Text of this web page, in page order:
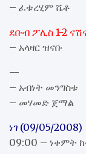
– ፈቱረሂም ሼቶ
ደቡብ ፖሊስ 1-2
– አላዛር ዝናቡ
—
– አብነት መንግስቱ
– መሃመድ ጀማል
ነገ (09/05/2008)
09:00 – ነቀምት